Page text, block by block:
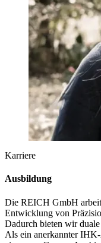
Karriere
Ausbildung
Die REICH GmbH
Entwicklung von
Dadurch bieten wir
Als ein anerkannter